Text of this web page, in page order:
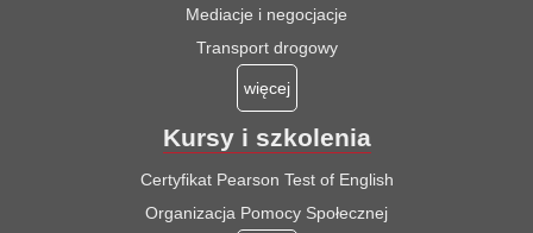
Mediacje i negocjacje
Transport drogowy
więcej
Kursy i szkolenia
Certyfikat Pearson Test of English
Organizacja Pomocy Społecznej